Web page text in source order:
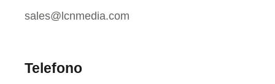
sales@lcnmedia.com
Telefono